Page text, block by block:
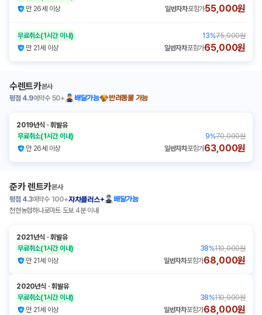
만 26세 이상
일반자차포함가55,000원
무료취소(1시간 이내) 13%75,000원
만 21세 이상
일반자차포함가65,000원
수렌트카본사
평점 4.9예약수 50+ 배달가능 반려동물 가능
2019년식 ㆍ휘발유
무료취소(1시간 이내) 9%70,000원
만 26세 이상
일반자차포함가63,000원
준카 렌트카본사
평점 4.3예약수 100+자차플러스+
배달가능
천현농협하나로마트 도보 4분 이내
2021년식 ㆍ휘발유
무료취소(1시간 이내) 38%110,000원
만 21세 이상
일반자차포함가68,000원
2020년식 ㆍ휘발유
무료취소(1시간 이내) 38%110,000원
만 21세 이상
일반자차포함가68,000원